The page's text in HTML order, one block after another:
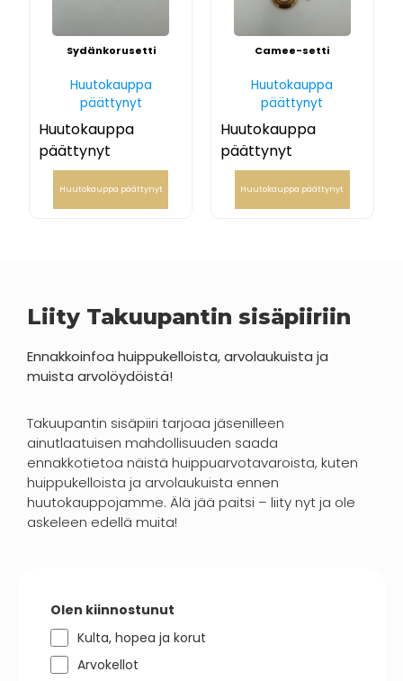
Sydänkorusetti
Huutokauppa
päättynyt
Huutokauppa
päättynyt
Huutokauppa päättynyt
Camee-setti
Huutokauppa
päättynyt
Huutokauppa
päättynyt
Huutokauppa päättynyt
Liity Takuupantin sisäpiiriin
Ennakkoinfoa huippukelloista, arvolaukuista ja
muista arvolöydöistä!
Takuupantin sisäpiiri tarjoaa jäsenilleen
ainutlaatuisen mahdollisuuden saada
ennakkotietoa näistä huippuarvotavaroista, kuten
huippukelloista ja arvolaukuista ennen
huutokauppojamme. Älä jää paitsi – liity nyt ja ole
askeleen edellä muita!
Olen kiinnostunut
Kulta, hopea ja korut
Arvokellot